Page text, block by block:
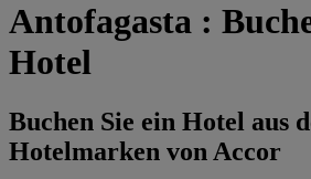
Antofagasta :
Hotel
Buchen Sie ein Hotel aus
Hotelmarken von Accor